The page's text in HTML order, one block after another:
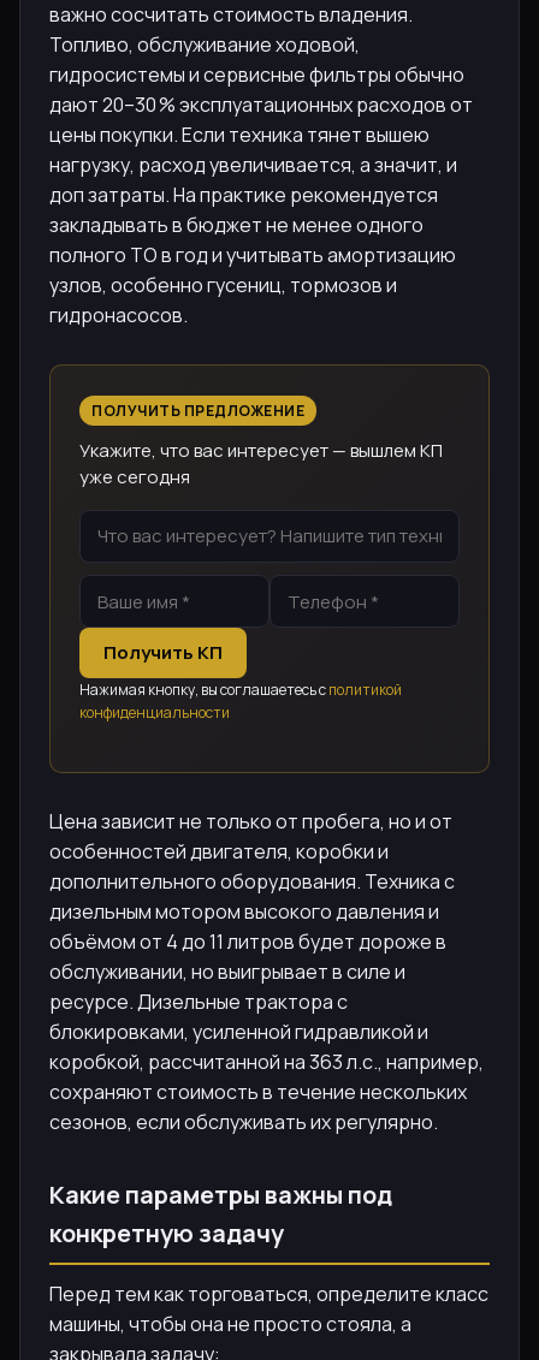
важно сосчитать стоимость владения.
Топливо, обслуживание ходовой,
гидросистемы и сервисные фильтры обычно
дают 20–30 % эксплуатационных расходов от
цены покупки. Если техника тянет вышею
нагрузку, расход увеличивается, а значит, и
доп затраты. На практике рекомендуется
закладывать в бюджет не менее одного
полного ТО в год и учитывать амортизацию
узлов, особенно гусениц, тормозов и
гидронасосов.
ПОЛУЧИТЬ ПРЕДЛОЖЕНИЕ
Укажите, что вас интересует — вышлем КП
уже сегодня
Получить КП
Нажимая кнопку, вы соглашаетесь сполитикой
конфиденциальности
Цена зависит не только от пробега, но и от
особенностей двигателя, коробки и
дополнительного оборудования. Техника с
дизельным мотором высокого давления и
объёмом от 4 до 11 литров будет дороже в
обслуживании, но выигрывает в силе и
ресурсе. Дизельные трактора с
блокировками, усиленной гидравликой и
коробкой, рассчитанной на 363 л.с., например,
сохраняют стоимость в течение нескольких
сезонов, если обслуживать их регулярно.
Какие параметры важны под
конкретную задачу
Перед тем как торговаться, определите класс
машины, чтобы она не просто стояла, а
закрывала задачу: